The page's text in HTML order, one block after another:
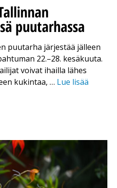
puutarhassa
puutarha järjestää jälleen
22.–28. kesäkuuta.
voivat ihailla lähes
kukintaa, … Lue lisää